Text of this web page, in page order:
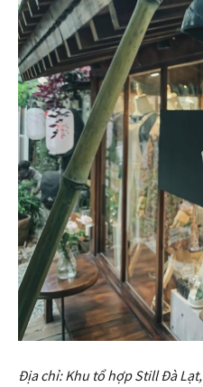
Địa chỉ:Khu tổ hợp Still Đà Lạt,